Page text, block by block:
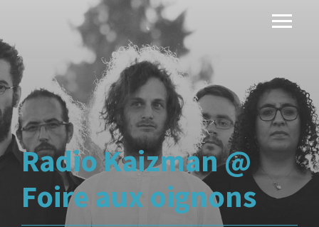
Radio Kaizman @
Foire aux oignons